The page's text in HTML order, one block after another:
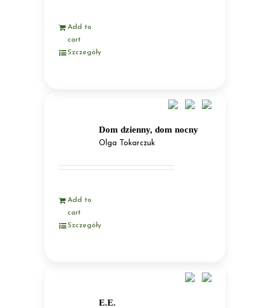
Add to
cart
Szczegóły
Dom dzienny, dom nocny
Olga Tokarczuk
Add to
cart
Szczegóły
E.E.